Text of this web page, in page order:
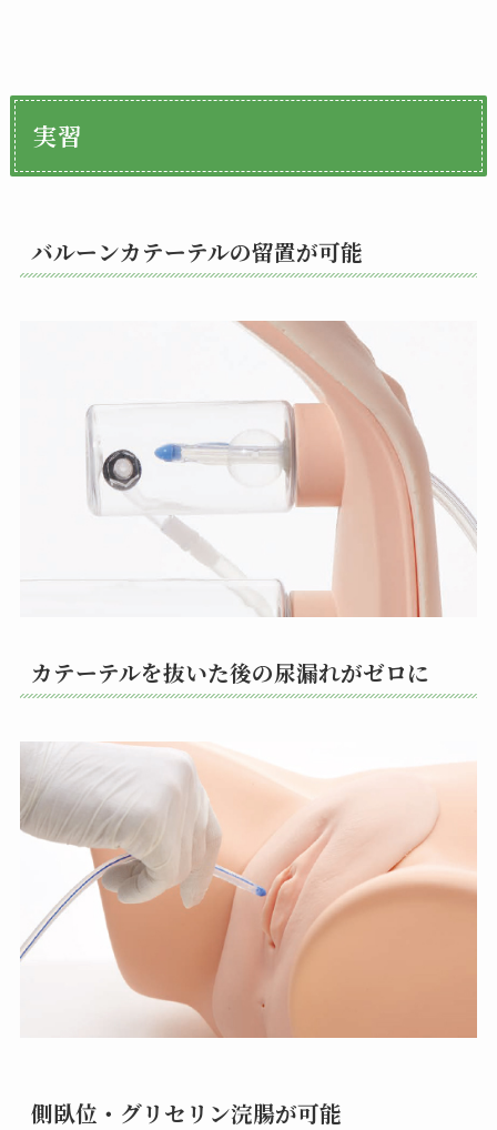
実習
バルーンカテーテルの留置が可能
カテーテルを抜いた後の尿漏れがゼロに
側臥位・グリセリン浣腸が可能